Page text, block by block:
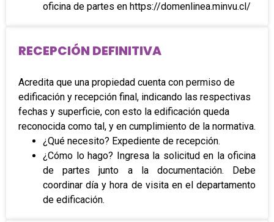
oficina de partes en https://domenlinea.minvu.cl/
RECEPCIÓN DEFINITIVA
Acredita que una propiedad cuenta con permiso de
edificación y recepción final, indicando las respectivas
fechas y superficie, con esto la edificación queda
reconocida como tal, y en cumplimiento de la normativa.
¿Qué necesito? Expediente de recepción.
¿Cómo lo hago? Ingresa la solicitud en la oficina
de partes junto a la documentación. Debe
coordinar día y hora de visita en el departamento
de edificación.